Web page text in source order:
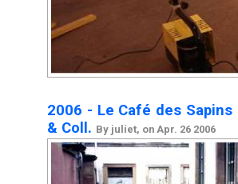
2006 - Le Café des
& Coll. By juliet, on Apr. 26 2006